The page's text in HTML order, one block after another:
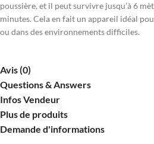
poussière, et il peut survivre jusqu’à 6
minutes. Cela en fait un appareil idéal
ou dans des environnements difficiles.
Avis (0)
Questions & Answers
Infos Vendeur
Plus de produits
Demande d'informations